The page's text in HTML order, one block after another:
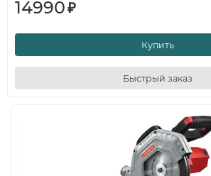
14990₽
Купить
Быстрый заказ